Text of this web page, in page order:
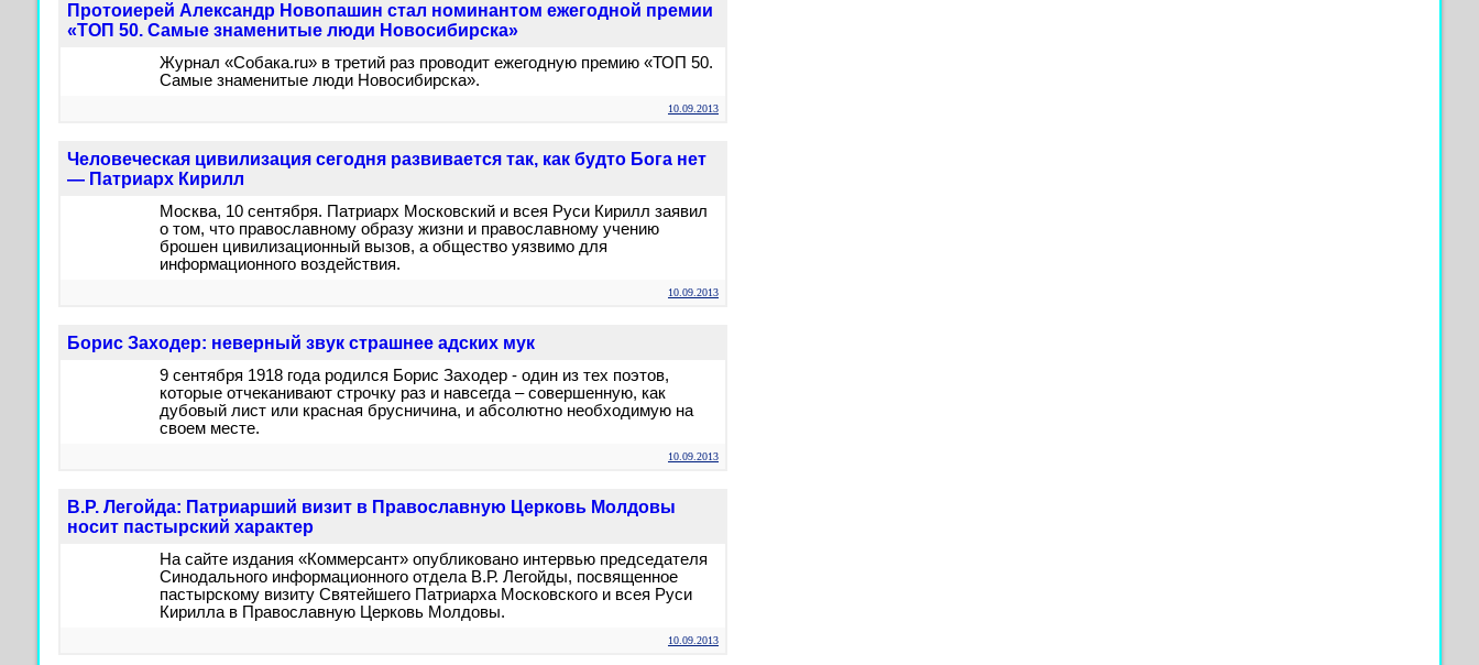
Протоиерей Александр Новопашин стал номинантом ежегодной премии
«ТОП 50. Самые знаменитые люди Новосибирска»
Журнал «Собака.ru» в третий раз проводит ежегодную премию «ТОП 50.
Самые знаменитые люди Новосибирска».
10.09.2013
Человеческая цивилизация сегодня развивается так, как будто Бога нет
— Патриарх Кирилл
Москва, 10 сентября. Патриарх Московский и всея Руси Кирилл заявил
о том, что православному образу жизни и православному учению
брошен цивилизационный вызов, а общество уязвимо для
информационного воздействия.
10.09.2013
Борис Заходер: неверный звук страшнее адских мук
9 сентября 1918 года родился Борис Заходер - один из тех поэтов,
которые отчеканивают строчку раз и навсегда – совершенную, как
дубовый лист или красная брусничина, и абсолютно необходимую на
своем месте.
10.09.2013
В.Р. Легойда: Патриарший визит в Православную Церковь Молдовы
носит пастырский характер
На сайте издания «Коммерсант» опубликовано интервью председателя
Синодального информационного отдела В.Р. Легойды, посвященное
пастырскому визиту Святейшего Патриарха Московского и всея Руси
Кирилла в Православную Церковь Молдовы.
10.09.2013